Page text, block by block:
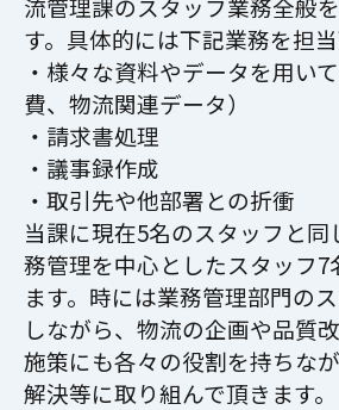
す。具体的には下記業務を担当
・様々な資料やデータを用い
費、物流関連データ）
・請求書処理
・議事録作成
・取引先や他部署との折衝
当課に現在5名のスタッフと同
務管理を中心としたスタッフ7
ます。時には業務管理部門の
しながら、物流の企画や品質
施策にも各々の役割を持ちな
解決等に取り組んで頂きます。